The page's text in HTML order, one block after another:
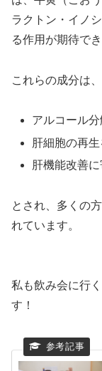
ラクトン・イノ
る作用が期待でき
これらの成分は、
アルコール
肝細胞の再
肝機能改善
とされ、多くの
れています。
私も飲み会に行く
す！